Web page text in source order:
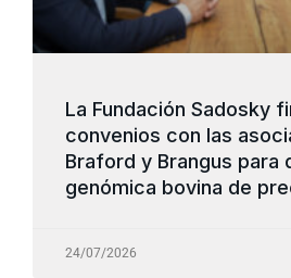
La Fundación Sadosky
convenios con las
Braford y Brangus para
genómica bovina de
24/07/2026